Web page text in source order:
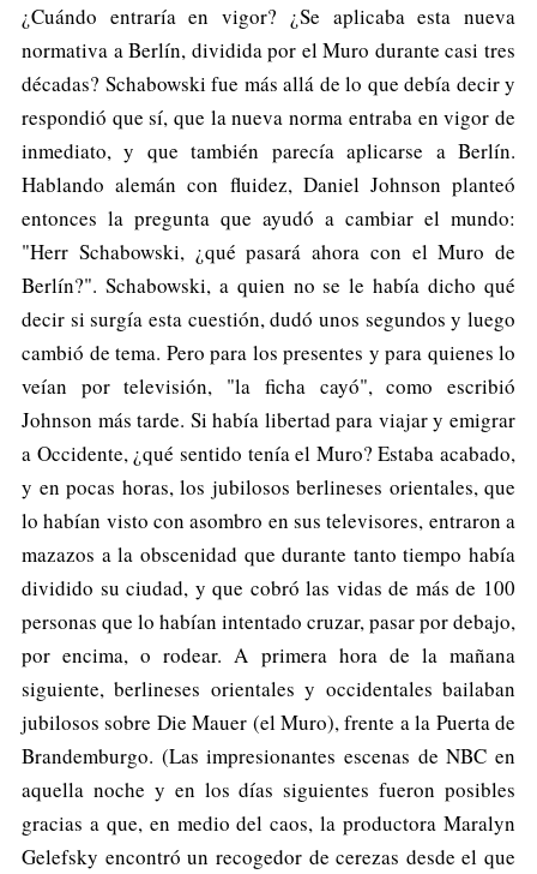
¿Cuándo entraría en vigor? ¿Se aplicaba esta nueva
normativa a Berlín, dividida por el Muro durante casi tres
décadas? Schabowski fue más allá de lo que debía decir y
respondió que sí, que la nueva norma entraba en vigor de
inmediato, y que también parecía aplicarse a Berlín.
Hablando alemán con fluidez, Daniel Johnson planteó
entonces la pregunta que ayudó a cambiar el mundo:
"Herr Schabowski, ¿qué pasará ahora con el Muro de
Berlín?". Schabowski, a quien no se le había dicho qué
decir si surgía esta cuestión, dudó unos segundos y luego
cambió de tema. Pero para los presentes y para quienes lo
veían por televisión, "la ficha cayó", como escribió
Johnson más tarde. Si había libertad para viajar y emigrar
a Occidente, ¿qué sentido tenía el Muro? Estaba acabado,
y en pocas horas, los jubilosos berlineses orientales, que
lo habían visto con asombro en sus televisores, entraron a
mazazos a la obscenidad que durante tanto tiempo había
dividido su ciudad, y que cobró las vidas de más de 100
personas que lo habían intentado cruzar, pasar por debajo,
por encima, o rodear. A primera hora de la mañana
siguiente, berlineses orientales y occidentales bailaban
jubilosos sobre Die Mauer (el Muro), frente a la Puerta de
Brandemburgo. (Las impresionantes escenas de NBC en
aquella noche y en los días siguientes fueron posibles
gracias a que, en medio del caos, la productora Maralyn
Gelefsky encontró un recogedor de cerezas desde el que